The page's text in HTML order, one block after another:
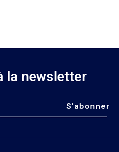
la newsletter
S'abonner